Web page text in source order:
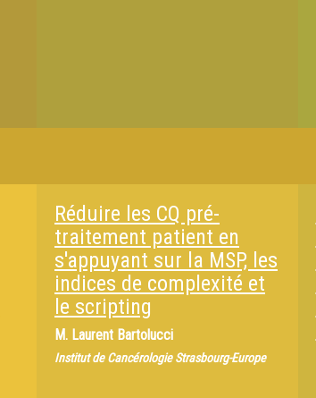
Réduire les CQ pré-
traitement patient en
s'appuyant sur la MSP, les
indices de complexité et
le scripting
M. Laurent Bartolucci
Institut de Cancérologie Strasbourg-Europe